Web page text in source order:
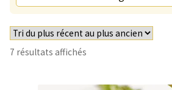
Entretien de votre bijou
Votre Panier
une
catégorie
7 résultats affichésTrié